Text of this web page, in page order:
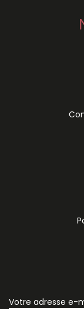
Votre adresse e-